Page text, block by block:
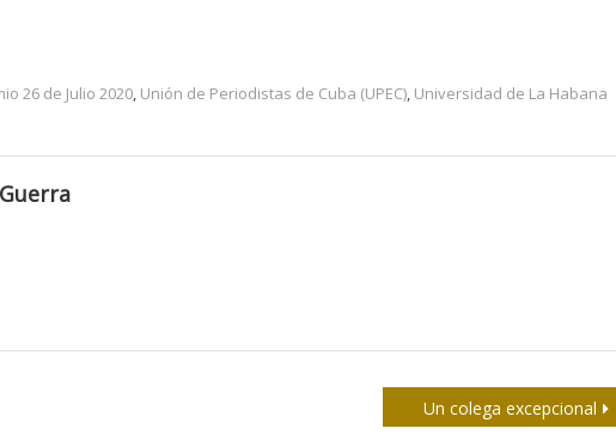
26 de Julio 2020, Unión de Periodistas de Cuba (UPEC), Universidad de La Habana
Un colega excepcional